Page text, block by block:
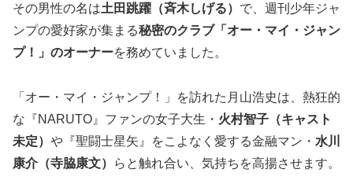
その男性の名は土田跳躍（斉木しげる） で、週刊少年ジャ
ンプの愛好家が集まる秘密のクラブ「オー・マイ・ジャン
プ！」のオーナーを務めていました。
「オー・マイ・ジャンプ！」を訪れた月山浩史は、熱狂的
な『NARUTO』ファンの女子大生・ 火村智子（キャスト
未定） や『聖闘士星矢』をこよなく愛する金融マン・ 水川
康介（寺脇康文）
らと触れ合い、気持ちを高揚させます。